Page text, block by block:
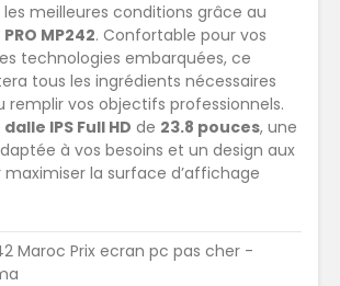
les meilleures conditions grâce au
PRO MP242. Confortable pour vos
technologies embarquées, ce
tous les ingrédients nécessaires
remplir vos objectifs professionnels.
IPS Full HD de 23.8 pouces, une
à vos besoins et un design aux
la surface d’affichage